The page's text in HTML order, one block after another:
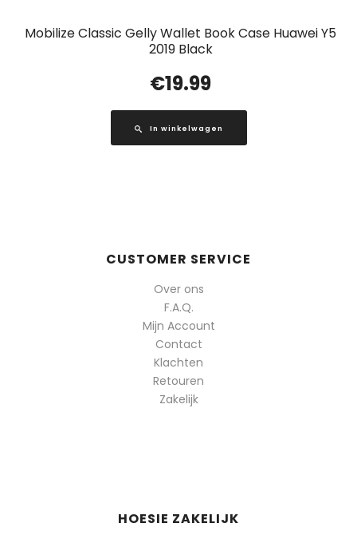
Mobilize Classic Gelly Wallet Book Case Huawei Y5
2019 Black
€19.99
In winkelwagen
CUSTOMER SERVICE
Over ons
F.A.Q.
Mijn Account
Contact
Klachten
Retouren
Zakelijk
HOESIE ZAKELIJK